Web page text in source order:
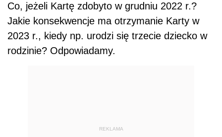
Co, jeżeli Kartę zdobyto w grudniu 2022 r.?
Jakie konsekwencje ma otrzymanie Karty w
2023 r., kiedy np. urodzi się trzecie dziecko w
rodzinie? Odpowiadamy.
REKLAMA